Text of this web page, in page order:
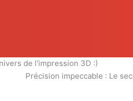
de l'impression 3D :)